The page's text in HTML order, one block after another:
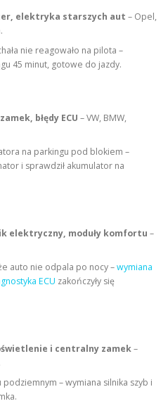
elektryka starszych aut – Opel,
nie reagowało na pilota –
45 minut, gotowe do jazdy.
błędy ECU – VW, BMW,
na parkingu pod blokiem –
i sprawdził akumulator na
elektryczny, moduły komfortu –
że auto nie odpala po nocy –wymiana
ECU zakończyły się
i centralny zamek–
podziemnym – wymiana silnika szyb i